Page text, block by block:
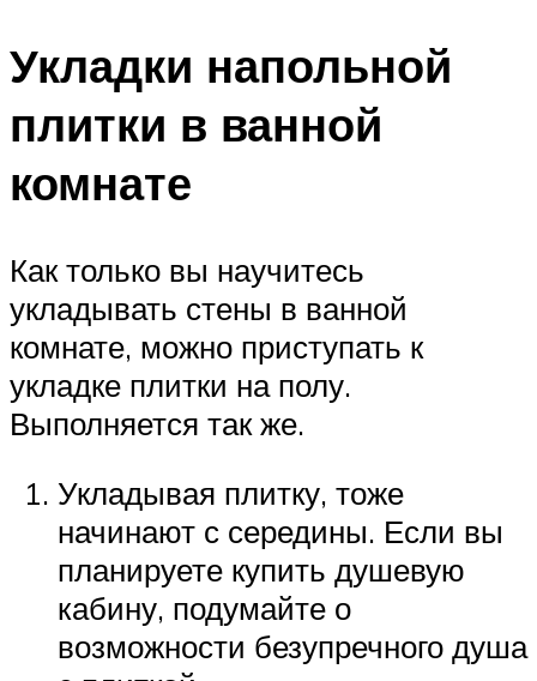
Укладки напольной
плитки в ванной
комнате
Как только вы научитесь
укладывать стены в ванной
комнате, можно приступать к
укладке плитки на полу.
Выполняется так же.
Укладывая плитку, тоже
начинают с середины. Если вы
планируете купить душевую
кабину, подумайте о
возможности безупречного душа